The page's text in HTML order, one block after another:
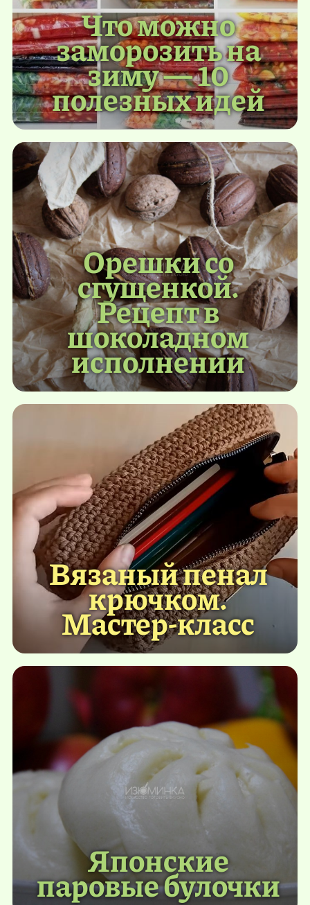
Что можно
заморозить на
зиму — 10
полезных идей
Орешки со
сгущенкой.
Рецепт в
шоколадном
исполнении
Вязаный пенал
крючком.
Мастер-класс
Японские
паровые булочки